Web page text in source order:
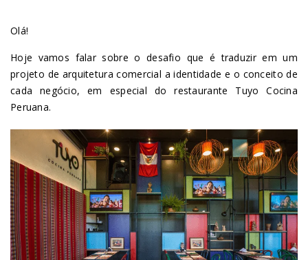
Olá!
Hoje vamos falar sobre o desafio que é traduzir em um
projeto de arquitetura comercial a identidade e o conceito de
cada negócio, em especial do restaurante Tuyo Cocina
Peruana.